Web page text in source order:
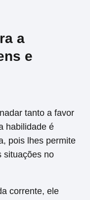
a
e
tanto a favor
habilidade é
pois lhes permite
situações no
corrente, ele